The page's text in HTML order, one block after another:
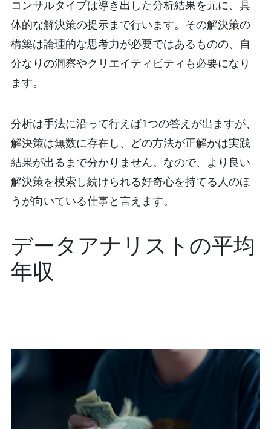
コンサルタイプは導き出した分析結果を元に、具
体的な解決策の提示まで行います。その解決策の
構築は論理的な思考力が必要ではあるものの、自
分なりの洞察やクリエイティビティも必要になり
ます。
分析は手法に沿って行えば1つの答えが出ますが、
解決策は無数に存在し、どの方法が正解かは実践
結果が出るまで分かりません。なので、より良い
解決策を模索し続けられる好奇心を持てる人のほ
うが向いている仕事と言えます。
データアナリストの平均
年収